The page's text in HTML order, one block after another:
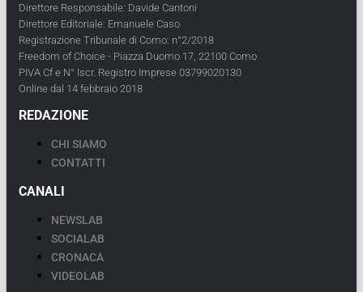
Direttore Responsabile: Davide Cantoni
Direttore Editoriale: Emanuele Caso
Registrazione Tribunale di Como: n°2/2018
Freedom of Choice - Piazza Duomo 17, 22100 Como
PIVA Cf e N° Iscr. Registro Imprese 03799020130
Online dal 14 febbraio 2018
REDAZIONE
CHI SIAMO
CONTATTI
CANALI
NEWSLAB
SOCIALAB
CRONACA
VIDEOLAB